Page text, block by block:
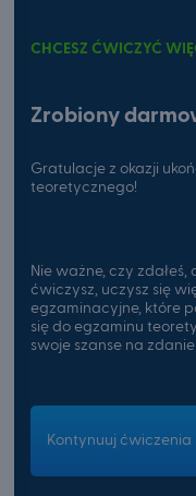
CHCESZ ĆWICZYĆ
Zrobiony
Gratulacje z okazji
teoretycznego!
Nie ważne, czy
ćwiczysz, uczysz się
egzaminacyjne, które
się do egzaminu
swoje szanse na zdanie!
Kontynuuj ćwiczenia